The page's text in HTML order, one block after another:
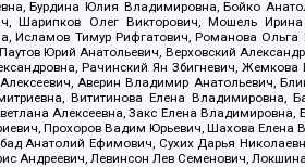
Бурдина Юлия Владимировна, Бойко
Шарипков Олег Викторович, Мошель
Исламов Тимур Рифгатович, Романова
Юрий Анатольевич, Верховский
Рачинский Ян Збигневич,
Аверин Владимир Анатольевич,
Вититинова Елена Владимировна,
Алексеевна, Закс Елена
Прохоров Вадим Юрьевич, Шахова Елена
Анатолий Ефимович, Сухих Дарья
Андреевич, Левинсон Лев Семенович,